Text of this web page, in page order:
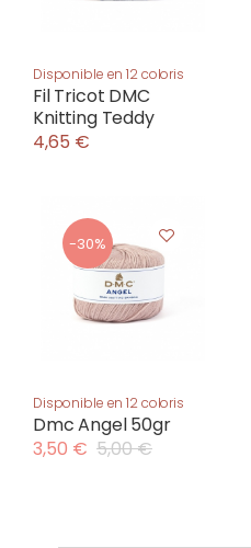
Disponible en 12 coloris
Fil Tricot DMC
Knitting Teddy
4,65 €
-30%
Disponible en 12 coloris
Dmc Angel 50gr
3,50 € 5,00 €